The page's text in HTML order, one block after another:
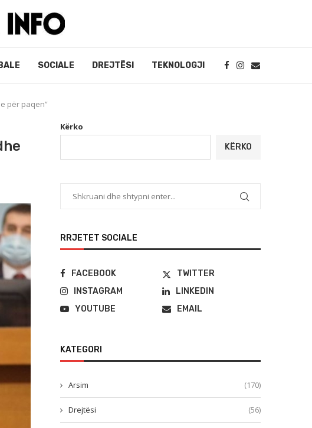
SOCIALE DREJTËSI TEKNOLOGJI
për paqen”
Kërko
KËRKO
RRJETET SOCIALE
FACEBOOK
TWITTER
INSTAGRAM
LINKEDIN
YOUTUBE
EMAIL
KATEGORI
Arsim (170)
Drejtësi (56)